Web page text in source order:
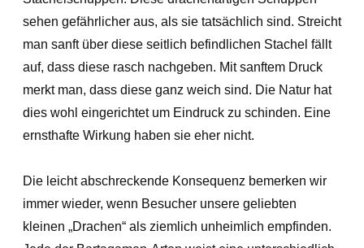
sehen gefährlicher aus, als sie tatsächlich sind. Streicht
man sanft über diese seitlich befindlichen Stachel fällt
auf, dass diese rasch nachgeben. Mit sanftem Druck
merkt man, dass diese ganz weich sind. Die Natur hat
dies wohl eingerichtet um Eindruck zu schinden. Eine
ernsthafte Wirkung haben sie eher nicht.
Die leicht abschreckende Konsequenz bemerken wir
immer wieder, wenn Besucher unsere geliebten
kleinen „Drachen“ als ziemlich unheimlich empfinden.